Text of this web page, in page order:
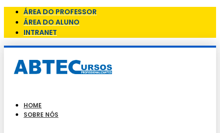
ÁREA DO PROFESSOR
ÁREA DO ALUNO
INTRANET
HOME
SOBRE NÓS